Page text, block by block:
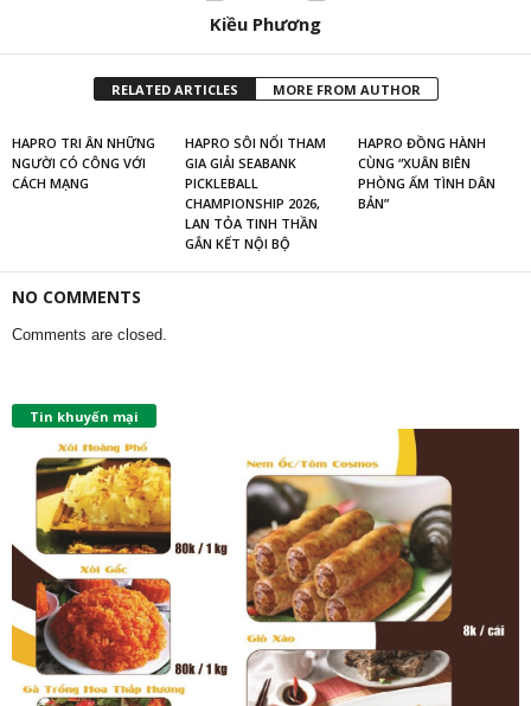
Kiều Phương
RELATED ARTICLES MORE FROM AUTHOR
HAPRO TRI ÂN NHỮNG
NGƯỜI CÓ CÔNG VỚI
CÁCH MẠNG
HAPRO SÔI NỔI THAM
GIA GIẢI SEABANK
PICKLEBALL
CHAMPIONSHIP 2026,
LAN TỎA TINH THẦN
GẮN KẾT NỘI BỘ
HAPRO ĐỒNG HÀNH
CÙNG “XUÂN BIÊN
PHÒNG ẤM TÌNH DÂN
BẢN”
NO COMMENTS
Comments are closed.
Tin khuyến mại